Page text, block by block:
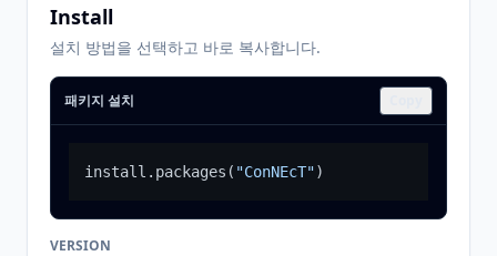
Install
설치 방법을 선택하고 바로 복사합니다.
패키지 설치
install.packages ( "ConNEcT")
VERSION